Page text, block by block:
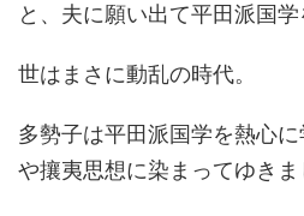
と、夫に願い出て平田派国学
世はまさに動乱の時代。
多勢子は平田派国学を熱心
や攘夷思想に染まってゆきま